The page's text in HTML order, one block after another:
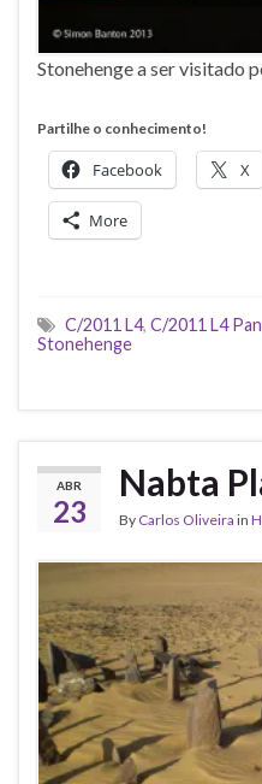
Stonehenge a ser visitado
Partilhe o conhecimento!
Facebook X
More
C/2011 L4, C/2011 L4
Stonehenge
ABR
23
Nabta
By Carlos Oliveira in